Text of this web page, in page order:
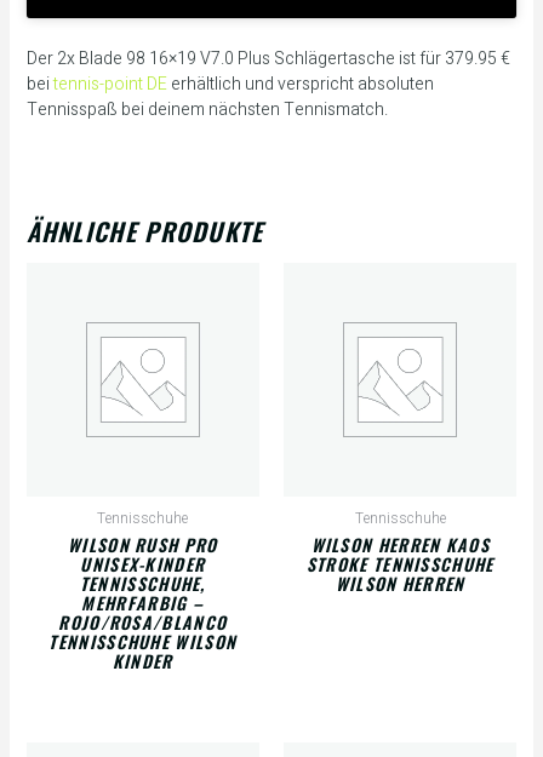
Der 2x Blade 98 16×19 V7.0 Plus Schlägertasche ist für 379.95 €
beitennis-point DEerhältlich und verspricht absoluten
Tennisspaß bei deinem nächsten Tennismatch.
ÄHNLICHE PRODUKTE
Tennisschuhe
WILSON RUSH PRO
UNISEX-KINDER
TENNISSCHUHE,
MEHRFARBIG –
ROJO/ROSA/BLANCO
TENNISSCHUHE WILSON
KINDER
Tennisschuhe
WILSON HERREN KAOS
STROKE TENNISSCHUHE
WILSON HERREN